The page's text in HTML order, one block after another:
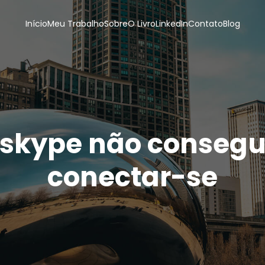
InícioMeu TrabalhoSobreO LivroLinkedInContatoBlog
não
conectar-se